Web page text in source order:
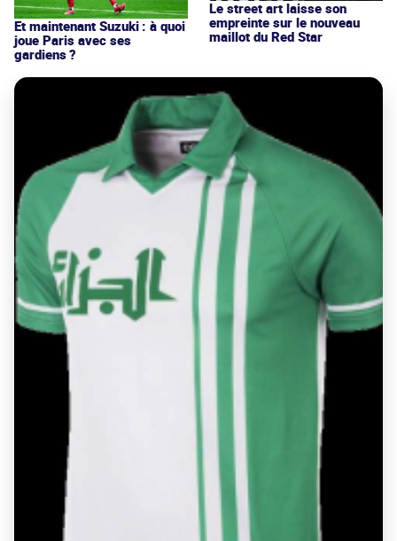
Et maintenant Suzuki : à quoi
joue Paris avec ses
gardiens ?
Le street art laisse son
empreinte sur le nouveau
maillot du Red Star